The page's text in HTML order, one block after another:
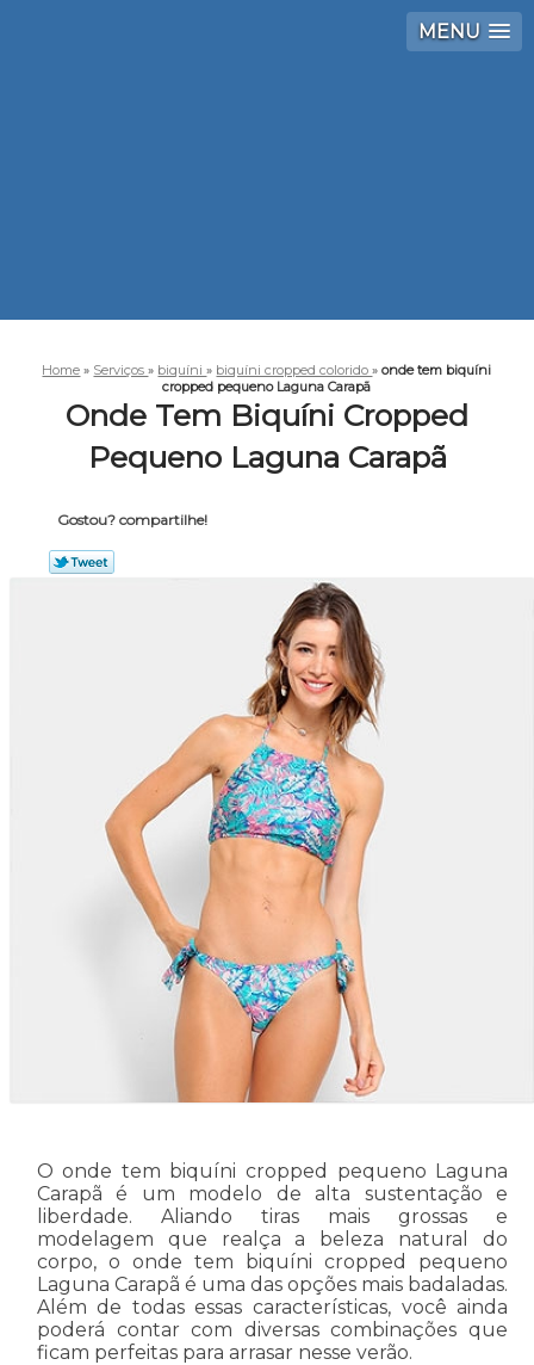
MENU
Home » Serviços» biquíni» biquíni cropped colorido»onde tem biquíni
cropped pequeno Laguna Carapã
Onde Tem Biquíni Cropped
Pequeno Laguna Carapã
Gostou? compartilhe!
O onde tem biquíni cropped pequeno Laguna
Carapã é um modelo de alta sustentação e
liberdade. Aliando tiras mais grossas e
modelagem que realça a beleza natural do
corpo, o onde tem biquíni cropped pequeno
Laguna Carapã é uma das opções mais badaladas.
Além de todas essas características, você ainda
poderá contar com diversas combinações que
ficam perfeitas para arrasar nesse verão.